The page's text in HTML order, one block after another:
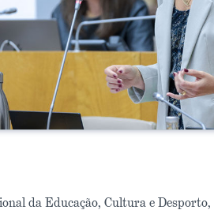
da Educação, Cultura e